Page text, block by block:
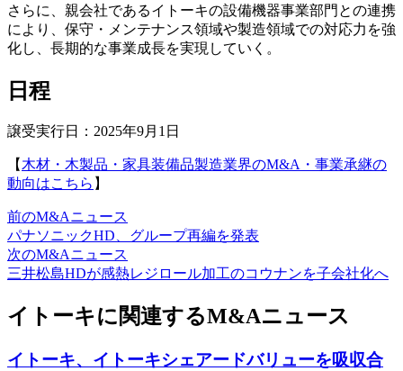
さらに、親会社であるイトーキの設備機器事業部門との連携
により、保守・メンテナンス領域や製造領域での対応力を強
化し、長期的な事業成長を実現していく。
日程
譲受実行日：2025年9月1日
【木材・木製品・家具装備品製造業界のM&A・事業承継の
動向はこちら 】
前のM&Aニュース
パナソニックHD、グループ再編を発表
次のM&Aニュース
三井松島HDが感熱レジロール加工のコウナンを子会社化へ
イトーキに関連するM&Aニュース
イトーキ、イトーキシェアードバリューを吸収合